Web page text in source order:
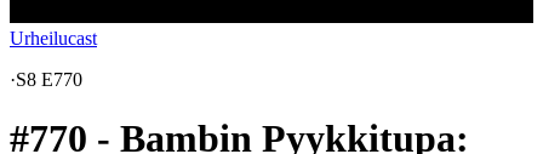
Urheilucast
·S8 E770
#770 - Bambin Pyykkitupa: